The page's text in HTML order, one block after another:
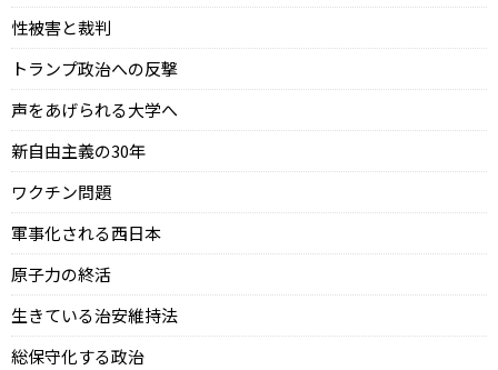
性被害と裁判
トランプ政治への反撃
声をあげられる大学へ
新自由主義の30年
ワクチン問題
軍事化される西日本
原子力の終活
生きている治安維持法
総保守化する政治